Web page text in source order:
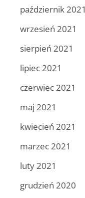
październik 2021
wrzesień 2021
sierpień 2021
lipiec 2021
czerwiec 2021
maj 2021
kwiecień 2021
marzec 2021
luty 2021
grudzień 2020